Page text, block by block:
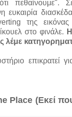
πεθαίνουμε".
ευκαιρία
της εικόνας
στο φινάλε.
λέμε
επικρατεί
Place (Εκεί